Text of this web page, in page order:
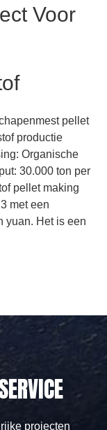
Voor
pellet
productie
Organische
30.000 ton per
pellet making
met een
yuan. Het is een
projecten